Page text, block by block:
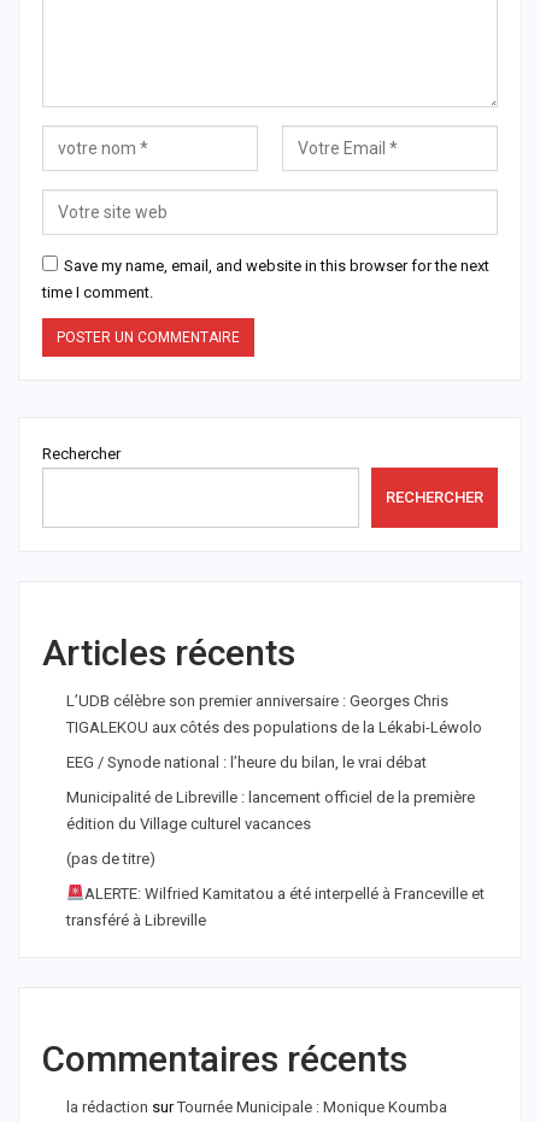
Save my name, email, and website in this browser for the next
time I comment.
Rechercher
RECHERCHER
Articles récents
L’UDB célèbre son premier anniversaire : Georges Chris
TIGALEKOU aux côtés des populations de la Lékabi-Léwolo
EEG / Synode national : l’heure du bilan, le vrai débat
Municipalité de Libreville : lancement officiel de la première
édition du Village culturel vacances
(pas de titre)
ALERTE: Wilfried Kamitatou a été interpellé à Franceville et
transféré à Libreville
Commentaires récents
la rédaction surTournée Municipale : Monique Koumba